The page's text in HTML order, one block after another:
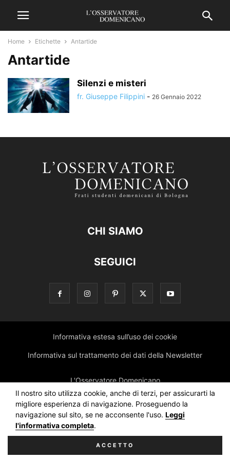
Il nostro sito utilizza cookie, anche di terzi, per assicurarti la
migliore esperienza di navigazione. Proseguendo la
navigazione sul sito, se ne acconsente l'uso. Leggi
l'informativa completa.
ACCETTO
Home Etichette Antartide
Antartide
Silenzi e misteri
fr. Giuseppe Filippini - 26 Gennaio 2022
CHI SIAMO
SEGUICI
Informativa estesa sull’uso dei cookie
Informativa sul trattamento dei dati della Newsletter
L'Osservatore Domenicano